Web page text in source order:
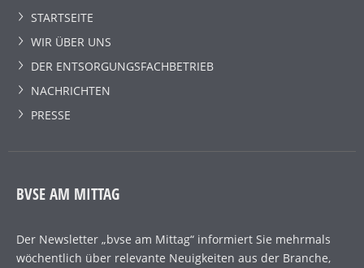
STARTSEITE
WIR ÜBER UNS
DER ENTSORGUNGSFACHBETRIEB
NACHRICHTEN
PRESSE
BVSE AM MITTAG
Der Newsletter „bvse am Mittag“ informiert Sie mehrmals
wöchentlich über relevante Neuigkeiten aus der Branche,